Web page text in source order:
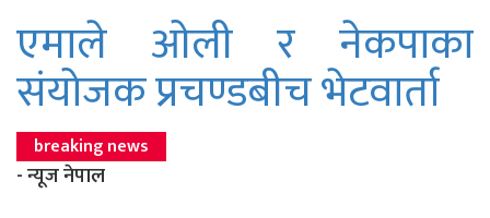
एमाले ओली र नेकपाका
संयोजक प्रचण्डबीच भेटवार्ता
breaking news
- न्यूज नेपाल